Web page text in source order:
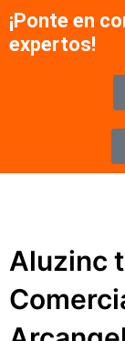
contenido
¡Ponte en
expertos!
Aluzinc